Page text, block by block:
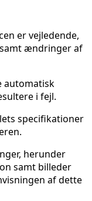
er vejledende,
ændringer af
automatisk
i fejl.
specifikationer
herunder
samt billeder
af dette